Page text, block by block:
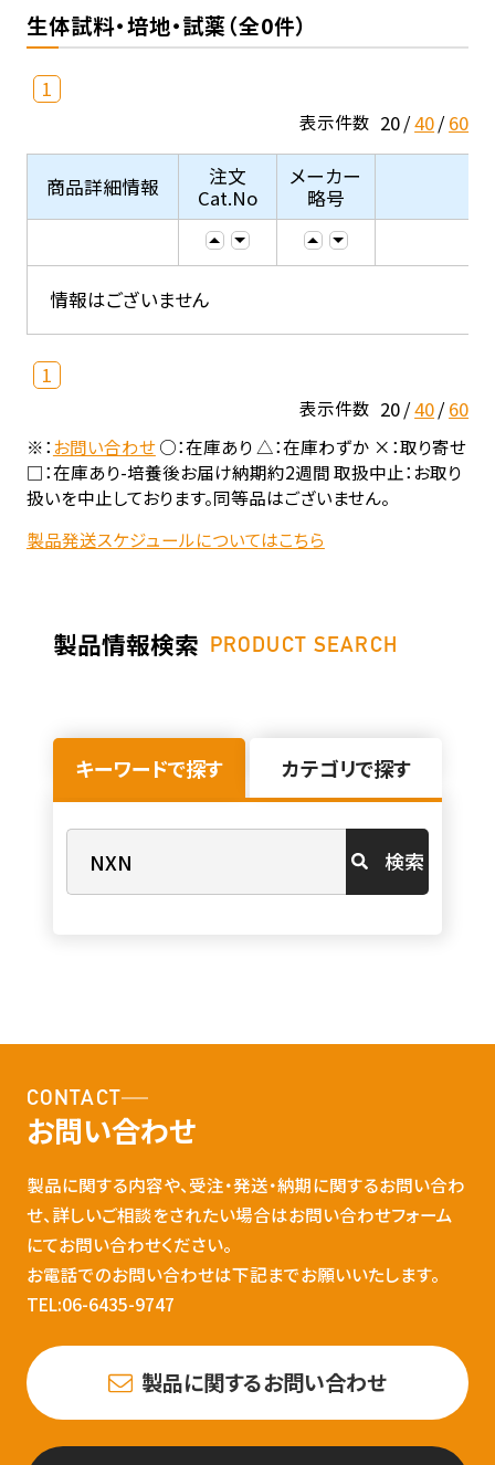
生体試料・培地・試薬（全0件）
1
表示件数 20 40 60
商品詳細情報
注文
Cat.No
メーカー
略号
情報はございません
1
表示件数 20 40 60
※：お問い合わせ○：在庫あり △：在庫わずか ×：取り寄せ
□：在庫あり-培養後お届け納期約2週間 取扱中止：お取り
扱いを中止しております。同等品はございません。
製品発送スケジュールについてはこちら
製品情報検索 PRODUCT SEARCH
キーワードで探す カテゴリで探す
検索
CONTACT
お問い合わせ
製品に関する内容や、受注・発送・納期に関するお問い合わ
せ、詳しいご相談をされたい場合はお問い合わせフォーム
にてお問い合わせください。
お電話でのお問い合わせは下記までお願いいたします。
TEL:06-6435-9747
製品に関するお問い合わせ